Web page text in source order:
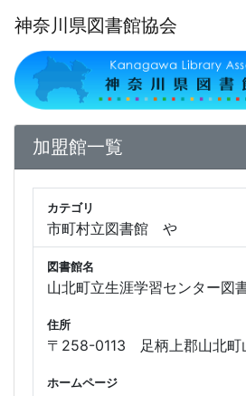
神奈川県図書館協会
加盟館一覧
カテゴリ
市町村立図書館 や
図書館名
山北町立生涯学習センター図
住所
〒258-0113 足柄上郡山北町
ホームページ